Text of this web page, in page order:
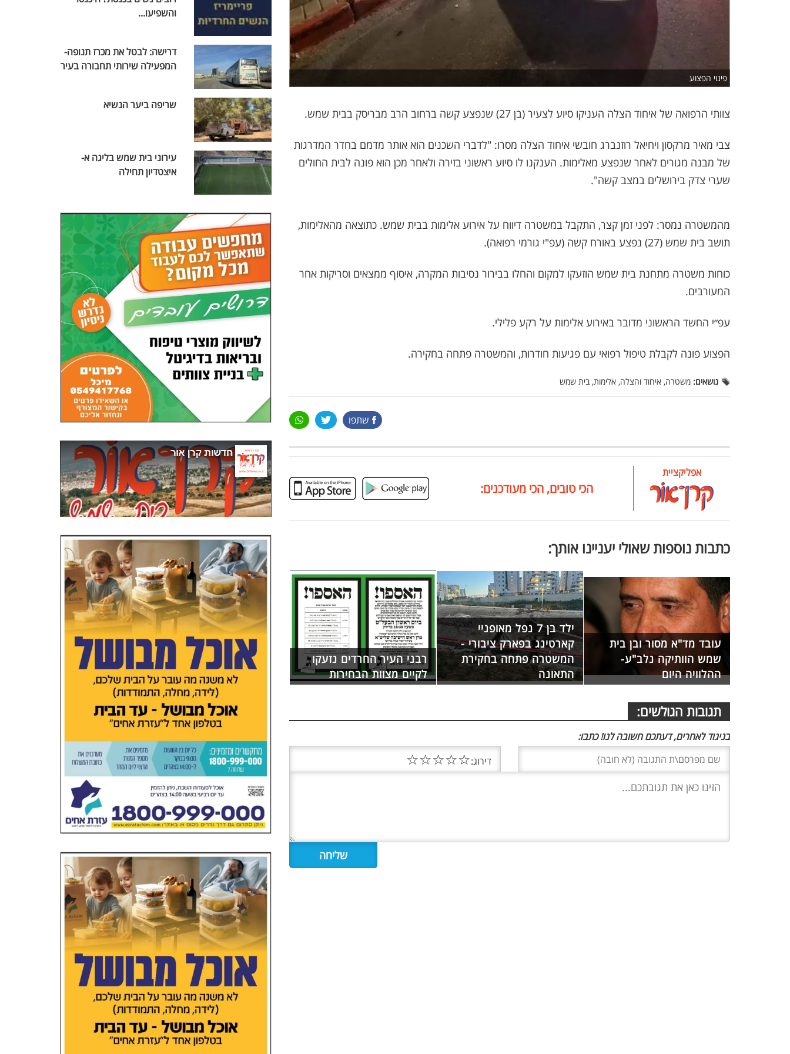
פינוי הפצוע
צוותי הרפואה של איחוד הצלה העניקו סיוע לצעיר (בן 27) שנפצע קשה ברחוב הרב מבריסק בבית שמש.
צבי מאיר מרקסון ויחיאל רוזנברג חובשי איחוד הצלה מסרו: "לדברי השכנים הוא אותר מדמם בחדר המדרגות
של מבנה מגורים לאחר שנפצע מאלימות. הענקנו לו סיוע ראשוני בזירה ולאחר מכן הוא פונה לבית החולים
שערי צדק בירושלים במצב קשה".
מהמשטרה נמסר: לפני זמן קצר, התקבל במשטרה דיווח על אירוע אלימות בבית שמש. כתוצאה מהאלימות,
תושב בית שמש (27) נפצע באורח קשה (עפ"י גורמי רפואה).
כוחות משטרה מתחנת בית שמש הוזעקו למקום והחלו בבירור נסיבות המקרה, איסוף ממצאים וסריקות אחר
המעורבים.
עפ״י החשד הראשוני מדובר באירוע אלימות על רקע פלילי.
הפצוע פונה לקבלת טיפול רפואי עם פגיעות חודרות, והמשטרה פתחה בחקירה.
נושאים: משטרה, איחוד והצלה, אלימות, בית שמש
שתפו
אפליקציית
הכי טובים, הכי מעודכנים:
כתבות נוספות שאולי יעניינו אותך:
עובד מד"א מסור ובן בית
שמש הוותיקה נלב"ע-
ההלוויה היום
ילד בן 7 נפל מאופניי
קארטינג בפארק ציבורי -
המשטרה פתחה בחקירת
התאונה
רבני העיר החרדים נזעקו
לקיים מצוות הבחירות
תגובות הגולשים:
בניגוד לאחרים, דעתכם חשובה לנו! כתבו:
דירוג:☆
☆
☆
☆
☆
והשפיעו...
דרישה: לבטל את מכרז תנופה-
המפעילה שירותי תחבורה בעיר
שריפה ביער הנשיא
עירוני בית שמש בליגה א-
איצטדיון תחילה